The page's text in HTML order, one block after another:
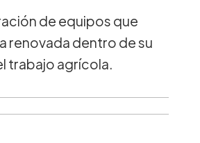
de equipos que
renovada dentro de su
trabajo agrícola.